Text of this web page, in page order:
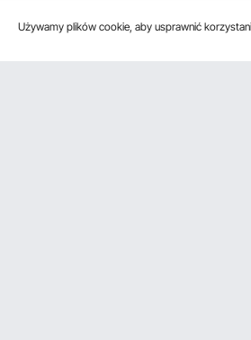
Używamy plików cookie, aby usprawnić